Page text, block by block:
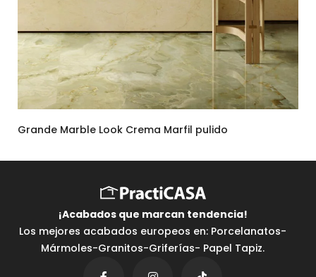
Grande Marble Look Crema Marfil pulido
¡Acabados que marcan tendencia⁣!
Los mejores acabados europeos en: Porcelanatos-
Mármoles-Granitos-Griferías- Papel Tapiz.